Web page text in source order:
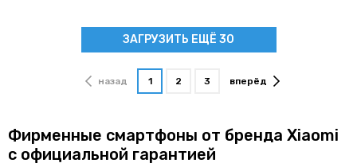
ЗАГРУЗИТЬ ЕЩЁ 30
назад 1 2 3 вперёд
Фирменные смартфоны от бренда Xiaomi
с официальной гарантией